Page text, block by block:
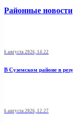
Районные новости
6 августа 2026, 14:22
В Суземском районе в
6 августа 2026, 12:27